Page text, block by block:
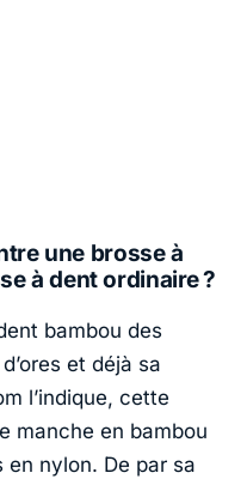
une brosse à
à dent ordinaire ?
bambou des
et déjà sa
l’indique, cette
manche en bambou
en nylon. De par sa